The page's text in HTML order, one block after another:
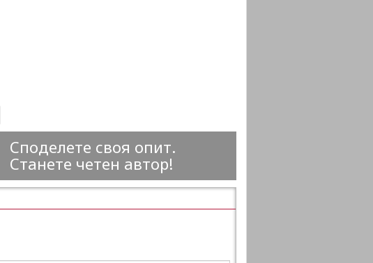
Споделете своя опит.
Станете четен автор!